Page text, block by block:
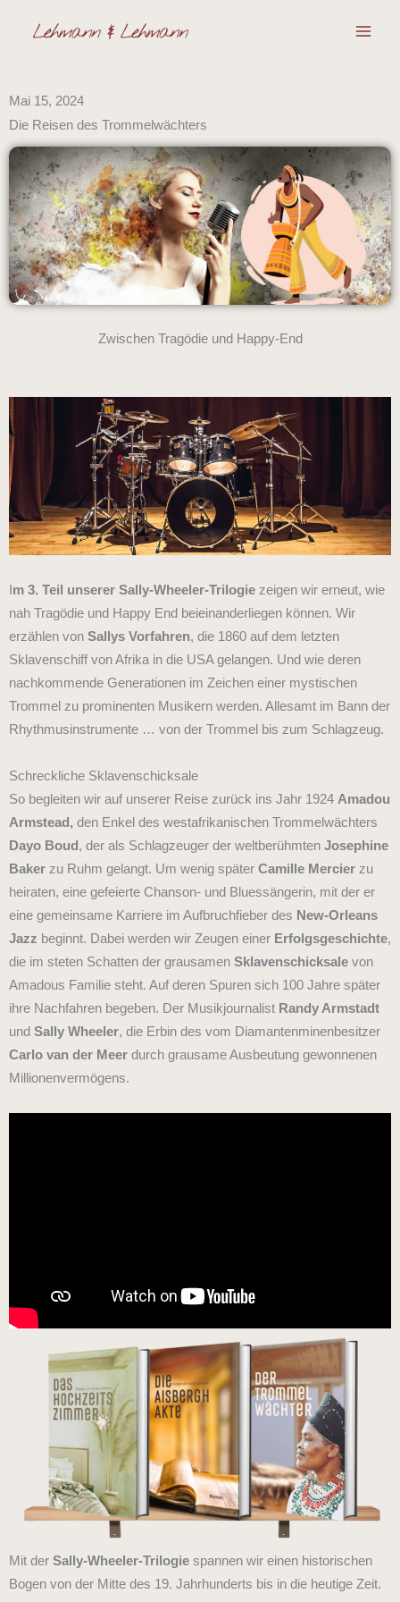
Mai 15, 2024
Die Reisen des Trommelwächters
Zwischen Tragödie und Happy-End
Im 3. Teil unserer Sally-Wheeler-Trilogie zeigen wir erneut, wie
nah Tragödie und Happy End beieinanderliegen können. Wir
erzählen von Sallys Vorfahren, die 1860 auf dem letzten
Sklavenschiff von Afrika in die USA gelangen. Und wie deren
nachkommende Generationen im Zeichen einer mystischen
Trommel zu prominenten Musikern werden. Allesamt im Bann der
Rhythmusinstrumente … von der Trommel bis zum Schlagzeug.
Schreckliche Sklavenschicksale
So begleiten wir auf unserer Reise zurück ins Jahr 1924 Amadou
Armstead, den Enkel des westafrikanischen Trommelwächters
Dayo Boud, der als Schlagzeuger der weltberühmten Josephine
Baker zu Ruhm gelangt. Um wenig später Camille Mercier zu
heiraten, eine gefeierte Chanson- und Bluessängerin, mit der er
eine gemeinsame Karriere im Aufbruchfieber des New-Orleans
Jazz beginnt. Dabei werden wir Zeugen einer Erfolgsgeschichte,
die im steten Schatten der grausamen Sklavenschicksale von
Amadous Familie steht. Auf deren Spuren sich 100 Jahre später
ihre Nachfahren begeben. Der Musikjournalist Randy Armstadt
und Sally Wheeler, die Erbin des vom Diamantenminenbesitzer
Carlo van der Meer durch grausame Ausbeutung gewonnenen
Millionenvermögens.
Mit der Sally-Wheeler-Trilogie spannen wir einen historischen
Bogen von der Mitte des 19. Jahrhunderts bis in die heutige Zeit.